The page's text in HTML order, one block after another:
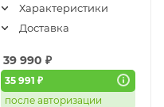
Характеристики
Доставка
39 990 ₽
35 991 ₽
после авторизации